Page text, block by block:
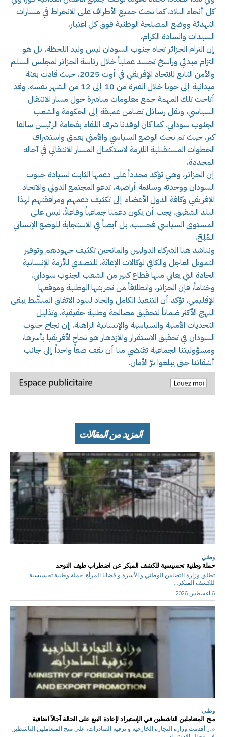
كل أنحاء البلاد، كما نحث جميع الأطراف على الانخراط في مسارات
التهدئة ووضع المصلحة الوطنية فوق كل اعتبار.
السيدات والسادة الكرام،
إن التزام الجزائر تجاه جنوب السودان ليس وليد اللحظة، بل هو
التزام مبدئي وراسخ تجسد عملياً خلال رئاسة الجزائر لمجلس السلم
والأمن التابع للاتحاد الإفريقي في أوت 2025، حيث قادت بعثة
ميدانية إلى جوبا خلال الفترة من 10 إلى 12 من الشهر نفسه. وقد
أتاحت تلك المهمة جمع معلومات مباشرة حول مسار الانتقال
السياسي، ونقل رسائل تضامن عميقة إلى الحكومة والشعب
الجنوب سوداني. كما كان لوفدنا شرف اللقاء بفخامة الرئيس سالفا
كير، حيث تم بحث الوضع السياسي والأمني بعمق واستشراف
الخطوات المستقبلية اللازمة لاستكمـال المسار الانتقالي في آجاله
المحددة.
إن الجزائر، وهي تؤكد مجدداً على دعمها الثابت لسيادة جنوب
السودان ووحدته وسلامة أراضيه، تدعو المجتمع الدولي والاتحاد
الإفريقي وكافة الدول الأعضاء إلى تكثيف دعمهم ومرافقتهم لهذا
البلد الشقيق. يجب أن يكون دعمنا جماعياً وفاعلاً، ليس على
المستوى السياسي فحسب، بل أيضاً في الاستجابة للوضع الإنساني
الـمُلِحّ.
ونناشد هنا الشركاء الدوليين والمانحين تكثيف جهودهم وتوفير
التمويل العاجل والكافي لوكالات الإغاثة، للتصدي للأزمة الإنسانية
الحادة التي يعاني منها قطاع كبير من الشعب الجنوب سوداني.
وختاماً، فإن الجزائر، وانطلاقاً من تجربتها الوطنية وموقعها
الإقليمي، تؤكد أن التنفيذ الكامل والجاد لبنود الاتفاق المنشَّط يبقى
النهج الأكثر ضماناً لتحقيق مصالحة وطنية حقيقية، وتذليل
التحديات الأمنية والسياسية والإنسانية الراهنة. إن نجاح جنوب
السودان في تحقيق الاستقرار والازدهار هو نجاح لأفريقيا بأسرها،
ومسؤوليتنا الجماعية تقتضي منا أن نقف صفاً واحداً إلى جانب
أشقائنا حتى يبلغوا برَّ الأمان.
المزيد من المقالات
وطني
حملة وطنية تحسيسية للكشف المبكر عن اضطراب طيف التوحد
تطلق وزارة التضامن الوطني و الأسرة و قضايا المرأة, حملة وطنية تحسيسية
للكشف المبكر...
6 أغسطس 2026
وطني
منح المتعاملين الناشطين في الإستيراد لإعادة البيع على الحالة آجالاً اضافية
م.ر أقدمت وزارة التجارة الخارجية و ترقية الصادرات، على منح المتعاملين الناشطين